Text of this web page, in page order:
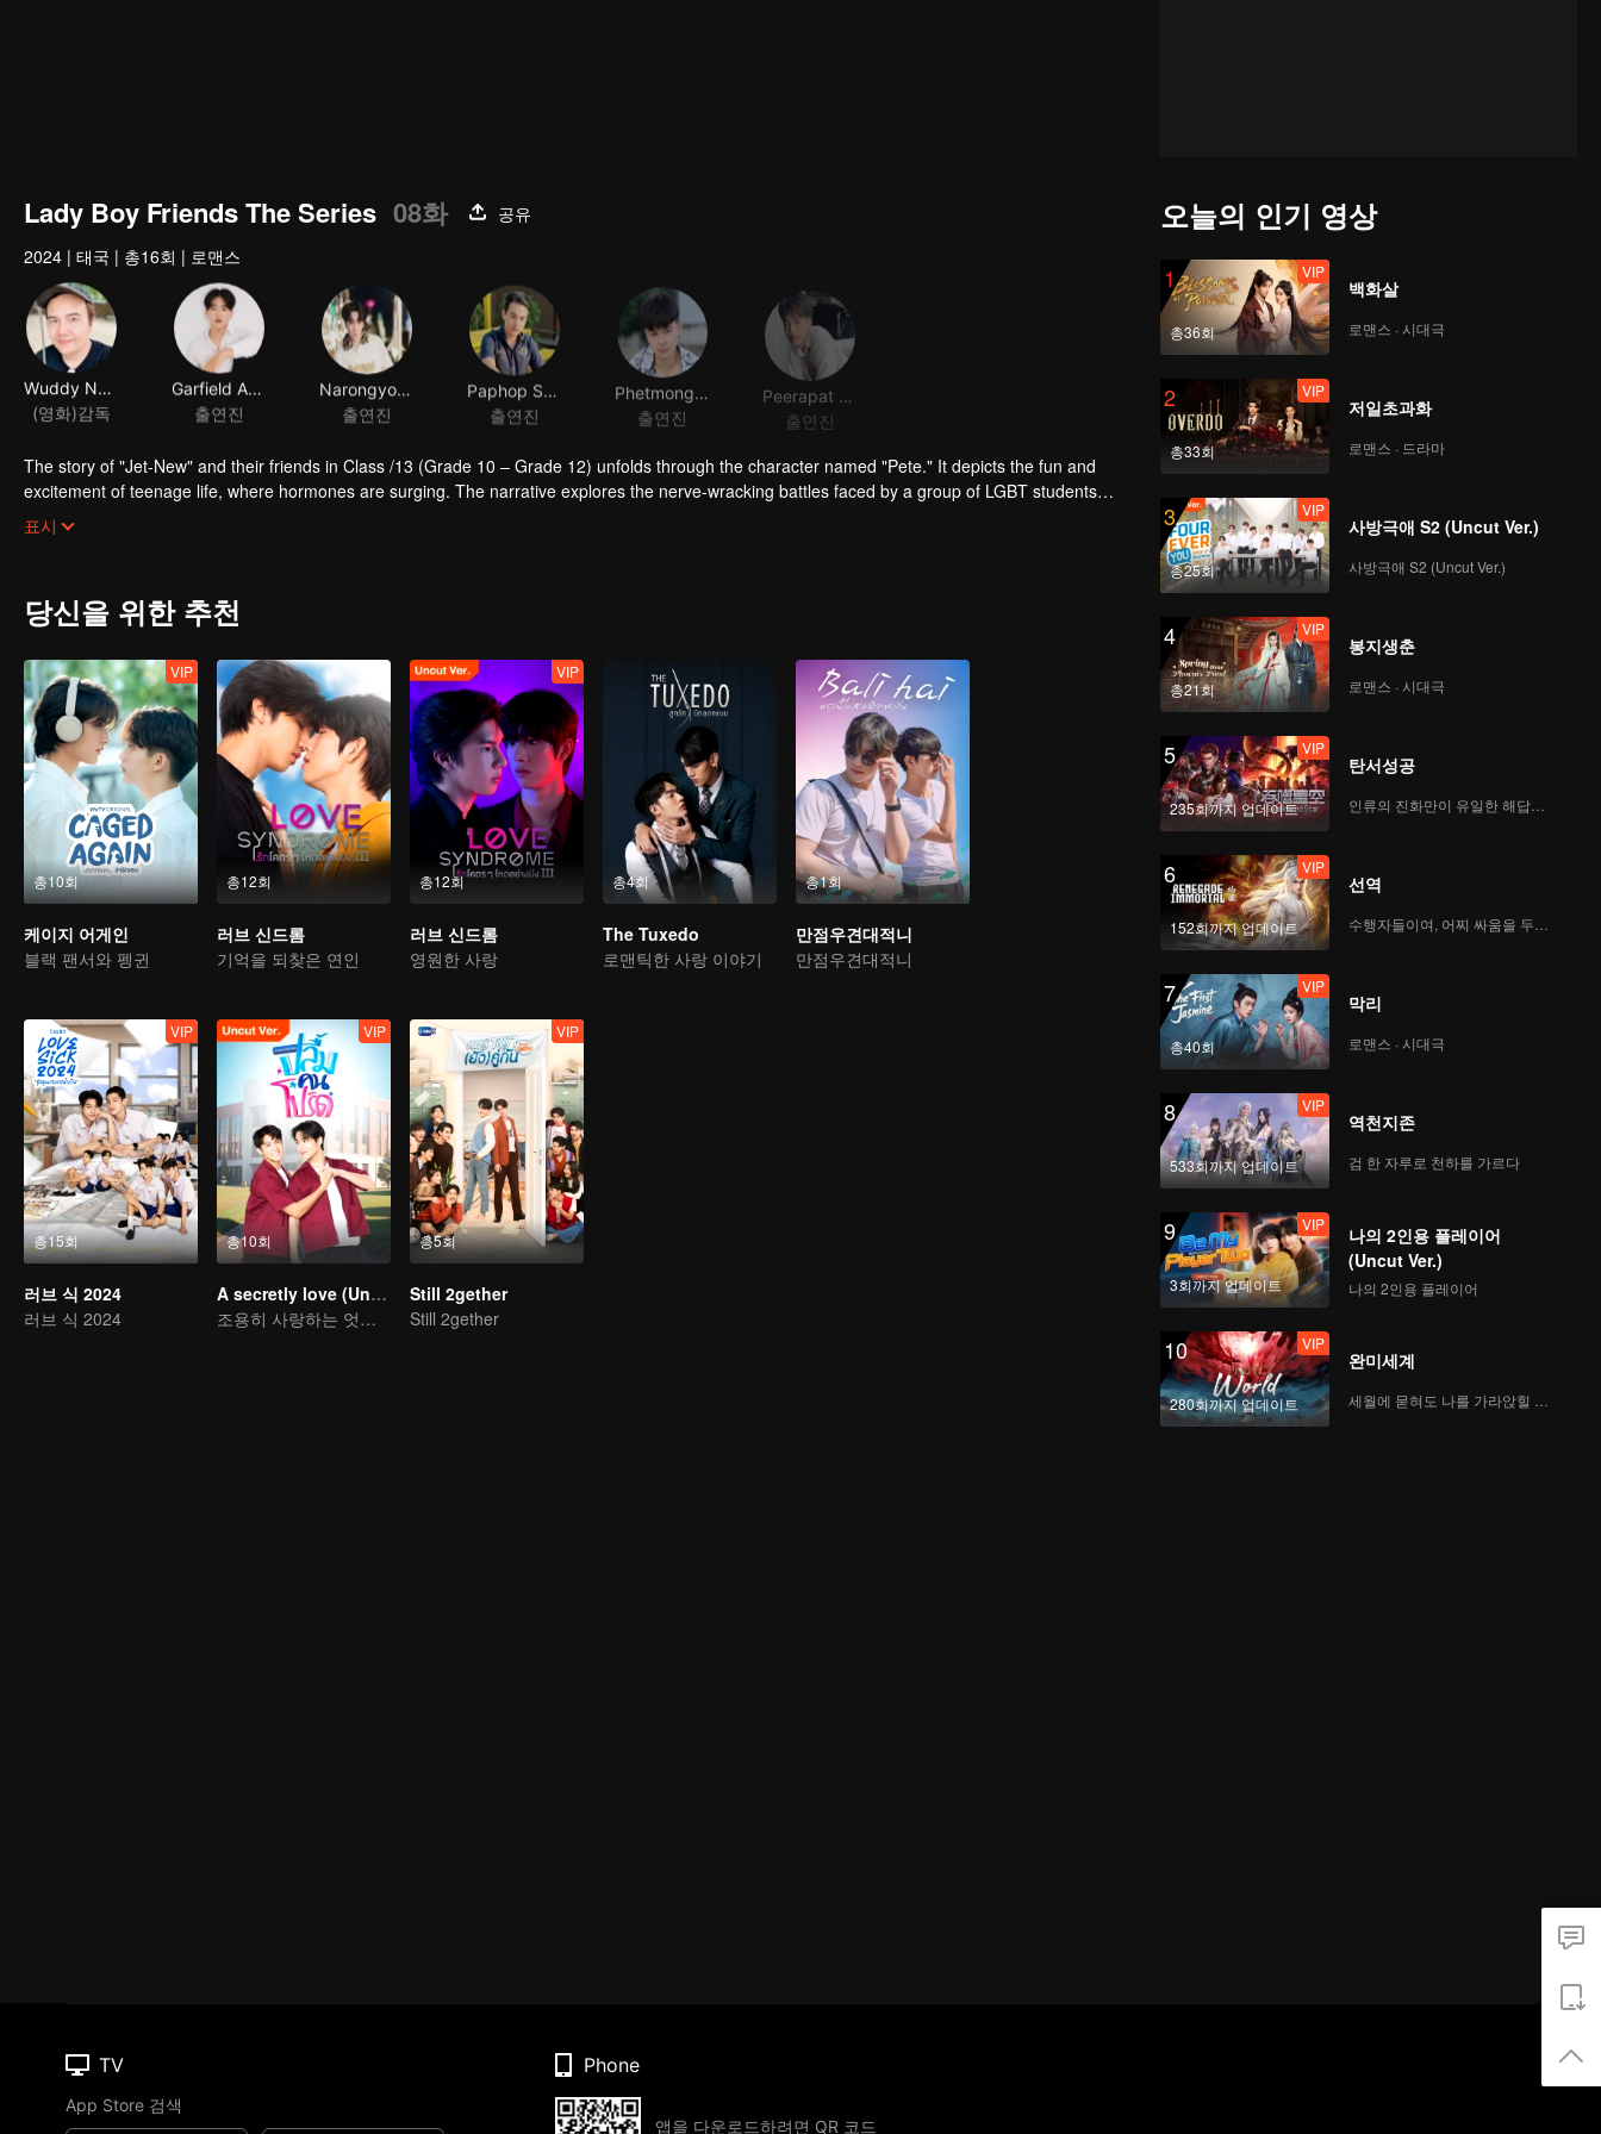
Lady Boy Friends The Series 08화
공유
2024 | 태국 | 총16회 | 로맨스
Wuddy Natthasit
(영화)감독
Garfield Anakon
출연진
출연진
출연진
출연진
출연진
The story of "Jet-New" and their friends in Class /13 (Grade 10 – Grade 12) unfolds through the character named "Pete." It depicts the fun and
excitement of teenage life, where hormones are surging. The narrative explores the nerve-wracking battles faced by a group of LGBT students
filled with conflicts and complexities. Life in an all-boys school brims with curiosity and the desire to explore. The emergence of love stems from the
teenagers' curiosity about life, the unknown within their hearts, the fear of non-acceptance, or simply the fear and confusion within their own hearts.
표시
당신을 위한 추천
총10회
VIP
케이지 어게인
블랙 팬서와 펭귄
총12회
러브 신드롬
기억을 되찾은 연인
총12회
VIP
러브 신드롬
영원한 사랑
총4회
The Tuxedo
로맨틱한 사랑 이야기
총1회
만점우견대적니
만점우견대적니
총15회
VIP
러브 식 2024
러브 식 2024
총10회
VIP
A secretly love (Uncut Ver.)
조용히 사랑하는 엇갈린 이야기
총5회
VIP
Still 2gether
Still 2gether
오늘의 인기 영상
1
총36회
VIP
백화살
로맨스 · 시대극
2
총33회
VIP
저일초과화
로맨스 · 드라마
3
총25회
VIP
사방극애 S2 (Uncut Ver.)
사방극애 S2 (Uncut Ver.)
4
총21회
VIP
봉지생춘
로맨스 · 시대극
5
235회까지 업데이트
VIP
탄서성공
인류의 진화만이 유일한 해답이다
6
152회까지 업데이트
VIP
선역
7
총40회
VIP
막리
로맨스 · 시대극
8
533회까지 업데이트
VIP
역천지존
검 한 자루로 천하를 가르다
9
3회까지 업데이트
VIP
나의 2인용 플레이어
(Uncut Ver.)
나의 2인용 플레이어
10
280회까지 업데이트
VIP
완미세계
TV
App Store 검색
Phone
앱을 다운로드하려면 QR 코드